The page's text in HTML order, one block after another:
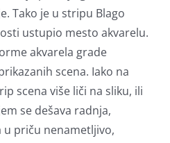
Tako je u stripu Blago
ustupio mesto akvarelu.
akvarela grade
scena. Iako na
scena više liči na sliku, ili
se dešava radnja,
u priču nenametljivo,